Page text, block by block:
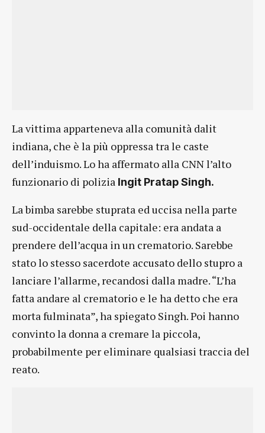
La vittima apparteneva alla comunità dalit
indiana, che è la più oppressa tra le caste
dell’induismo. Lo ha affermato alla CNN l’alto
funzionario di polizia Ingit Pratap Singh.
La bimba sarebbe stuprata ed uccisa nella parte
sud-occidentale della capitale: era andata a
prendere dell’acqua in un crematorio. Sarebbe
stato lo stesso sacerdote accusato dello stupro a
lanciare l’allarme, recandosi dalla madre. “L’ha
fatta andare al crematorio e le ha detto che era
morta fulminata”, ha spiegato Singh. Poi hanno
convinto la donna a cremare la piccola,
probabilmente per eliminare qualsiasi traccia del
reato.